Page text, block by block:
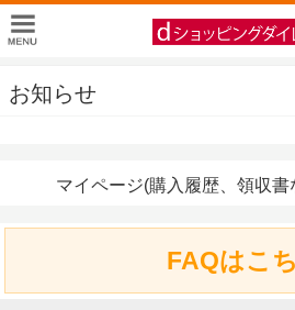
お知らせ
マイページ(購入履歴、領収書
FAQはこ